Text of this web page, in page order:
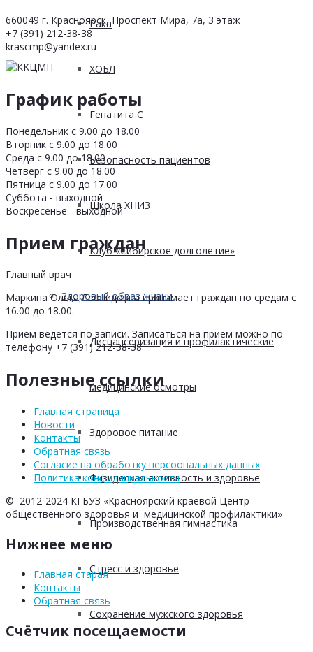
Рака
ХОБЛ
Гепатита С
Безопасность пациентов
Школа ХНИЗ
Клуб «Сибирское долголетие»
Здоровый образ жизни
Диспансеризация и профилактические
медицинские осмотры
Здоровое питание
Физическая активность и здоровье
Производственная гимнастика
Стресс и здоровье
Сохранение мужского здоровья
660049 г. Красноярск, Проспект Мира, 7а, 3 этаж
+7 (391) 212-38-38
krascmp@yandex.ru
График работы
Понедельник с 9.00 до 18.00
Вторник с 9.00 до 18.00
Среда с 9.00 до 18.00
Четверг с 9.00 до 18.00
Пятница с 9.00 до 17.00
Суббота - выходной
Воскресенье - выходной
Прием граждан
Главный врач
Маркина Ольга Леонидовна принимает граждан по средам с
16.00 до 18.00.
Прием ведется по записи. Записаться на прием можно по
телефону +7 (391) 212-38-38
Полезные ссылки
Главная страница
Новости
Контакты
Обратная связь
Согласие на обработку персоональных данных
Политика конфидициальности
© 2012-2024 КГБУЗ «Красноярский краевой Центр
общественного здоровья и медицинской профилактики»
Нижнее меню
Главная старая
Контакты
Обратная связь
Счётчик посещаемости